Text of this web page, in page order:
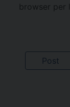
browser per